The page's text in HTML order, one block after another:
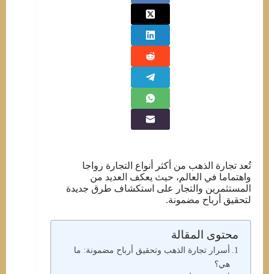
تُعد تجارة الذهب من أكثر أنواع التجارة رواجا
واهتماما في العالم، حيث يعكف العديد من
المستثمرين والتجار على استكشاف طرق جديدة
لتحقيق أرباح مضمونة.
محتوى المقالة
أسرار تجارة الذهب وتحقيق أرباح مضمونة: ما
هي؟